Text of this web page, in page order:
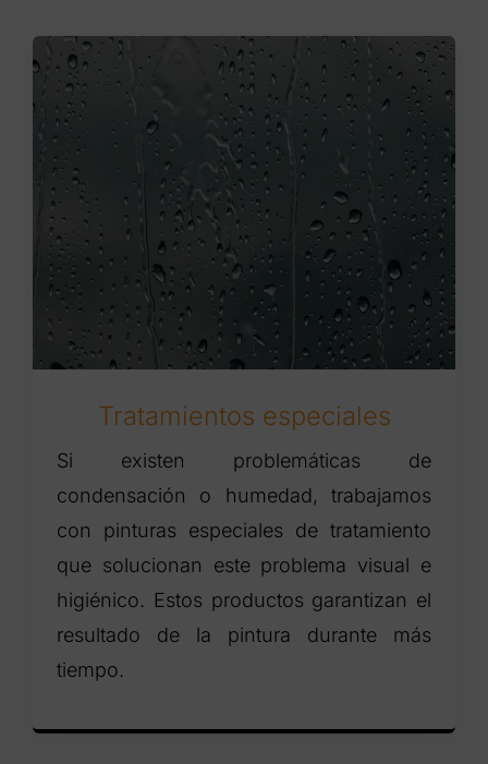
Tratamientos especiales
Si existen problemáticas de
condensación o humedad, trabajamos
con pinturas especiales de tratamiento
que solucionan este problema visual e
higiénico. Estos productos garantizan el
resultado de la pintura durante más
tiempo.